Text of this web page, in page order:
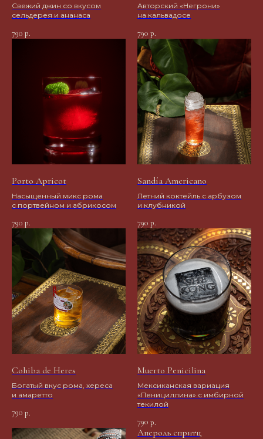
Свежий джин со вкусом
сельдерея и ананаса
790 р.
Авторский «Негрони»
на кальвадосе
790 р.
Porto Apricot
Насыщенный микс рома
с портвейном и абрикосом
790 р.
Sandía Americano
Летний коктейль с арбузом
и клубникой
790 р.
Cohiba de Heres
Богатый вкус рома, хереса
и амаретто
790 р.
Muerto Penicilina
Мексиканская вариация
«Пенициллина» с имбирной
текилой
790 р.
Апероль спритц
Политика в отношении обработки
персональных данных
Пользовательское соглашение
*Компания Meta (соцсети WhatsApp*
организацией и запрещена в РФ